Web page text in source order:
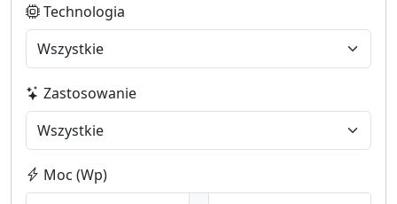
Technologia
Zastosowanie
Moc (Wp)